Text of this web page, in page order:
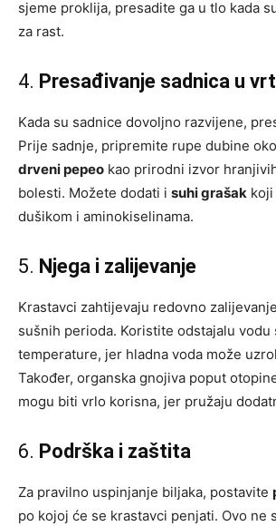
sjeme proklija, presadite ga u tlo kada
za rast.
4. Presađivanje sadnica u vrt
Kada su sadnice dovoljno razvijene,
Prije sadnje, pripremite rupe dubine
drveni pepeo kao prirodni izvor
bolesti. Možete dodati i suhi grašak
dušikom i aminokiselinama.
5. Njega i zalijevanje
Krastavci zahtijevaju redovno
sušnih perioda. Koristite odstajalu vodu
temperature, jer hladna voda može
Također, organska gnojiva poput
mogu biti vrlo korisna, jer pružaju
6. Podrška i zaštita
Za pravilno uspinjanje biljaka, postavite
po kojoj će se krastavci penjati. Ovo ne